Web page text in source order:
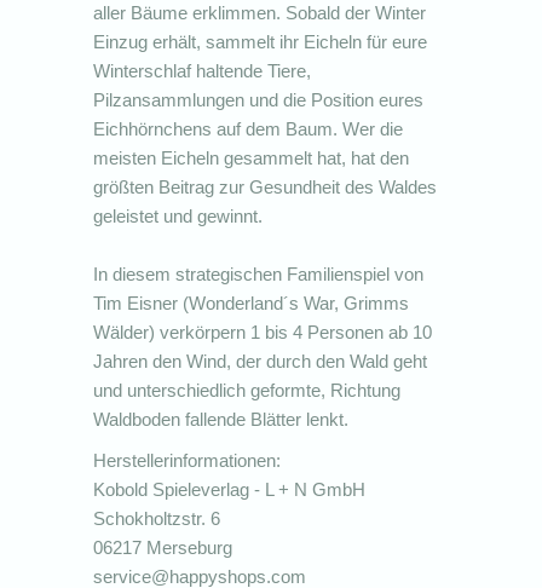
aller Bäume erklimmen. Sobald der Winter
Einzug erhält, sammelt ihr Eicheln für eure
Winterschlaf haltende Tiere,
Pilzansammlungen und die Position eures
Eichhörnchens auf dem Baum. Wer die
meisten Eicheln gesammelt hat, hat den
größten Beitrag zur Gesundheit des Waldes
geleistet und gewinnt.
In diesem strategischen Familienspiel von
Tim Eisner (Wonderland´s War, Grimms
Wälder) verkörpern 1 bis 4 Personen ab 10
Jahren den Wind, der durch den Wald geht
und unterschiedlich geformte, Richtung
Waldboden fallende Blätter lenkt.
Herstellerinformationen:
Kobold Spieleverlag - L + N GmbH
Schokholtzstr. 6
06217 Merseburg
service@happyshops.com